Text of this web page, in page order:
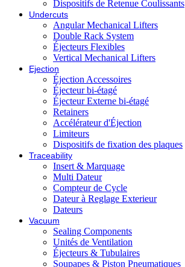
Dispositifs de Retenue Coulissants
Undercuts
Angular Mechanical Lifters
Double Rack System
Éjecteurs Flexibles
Vertical Mechanical Lifters
Ejection
Éjection Accessoires
Éjecteur bi-étagé
Éjecteur Externe bi-étagé
Retainers
Accélérateur d'Éjection
Limiteurs
Dispositifs de fixation des plaques
Traceability
Insert & Marquage
Multi Dateur
Compteur de Cycle
Dateur à Reglage Exterieur
Dateurs
Vacuum
Sealing Components
Unités de Ventilation
Éjecteurs & Tubulaires
Soupapes & Piston Pneumatiques